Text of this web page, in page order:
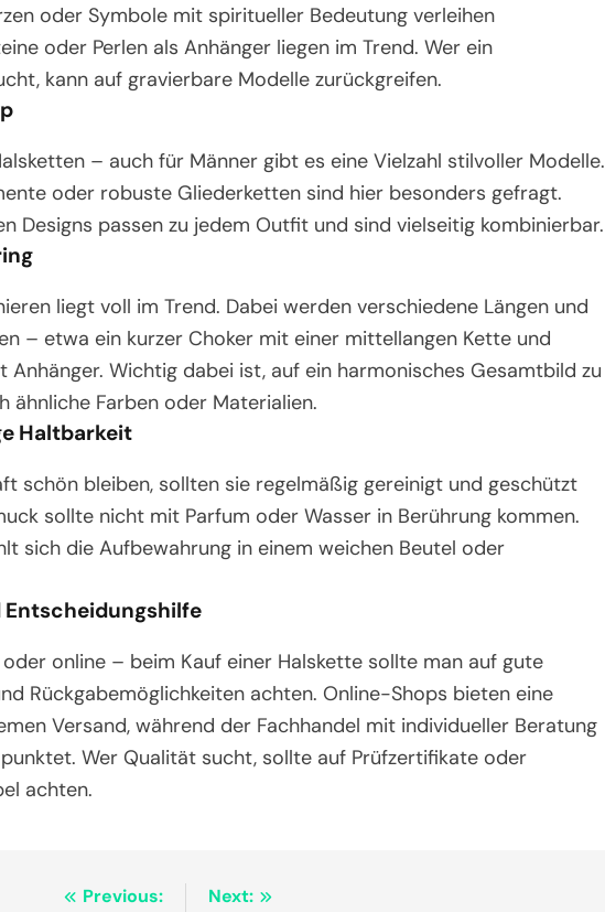
oder Symbole mit spiritueller Bedeutung verleihen
oder Perlen als Anhänger liegen im Trend. Wer ein
kann auf gravierbare Modelle zurückgreifen.
– auch für Männer gibt es eine Vielzahl stilvoller Modelle.
oder robuste Gliederketten sind hier besonders gefragt.
Designs passen zu jedem Outfit und sind vielseitig kombinierbar.
liegt voll im Trend. Dabei werden verschiedene Längen und
– etwa ein kurzer Choker mit einer mittellangen Kette und
Anhänger. Wichtig dabei ist, auf ein harmonisches Gesamtbild zu
ähnliche Farben oder Materialien.
Haltbarkeit
schön bleiben, sollten sie regelmäßig gereinigt und geschützt
sollte nicht mit Parfum oder Wasser in Berührung kommen.
sich die Aufbewahrung in einem weichen Beutel oder
online – beim Kauf einer Halskette sollte man auf gute
Rückgabemöglichkeiten achten. Online-Shops bieten eine
Versand, während der Fachhandel mit individueller Beratung
Wer Qualität sucht, sollte auf Prüfzertifikate oder
achten.
Previous:
Next: